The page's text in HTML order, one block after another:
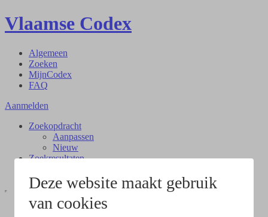
Deze website maakt gebruik
van cookies
Vlaamse Codex
Algemeen
Zoeken
MijnCodex
FAQ
Aanmelden
Zoekopdracht
Aanpassen
Nieuw
Zoekresultaten